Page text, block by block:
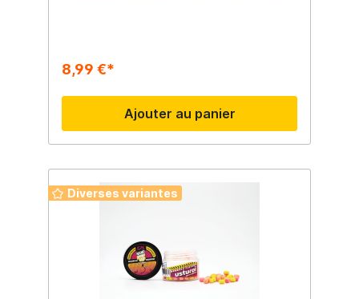
8,99 €*
Ajouter au panier
Diverses variantes